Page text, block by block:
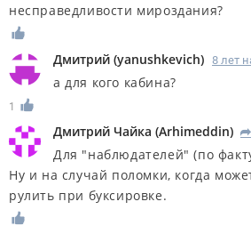
несправедливости мироздания?
Дмитрий (yanushkevich) 8 лет
а для кого кабина?
1
Дмитрий Чайка (Arhimeddin) R
Для "наблюдателей" (по
Ну и на случай поломки, когда
рулить при буксировке.